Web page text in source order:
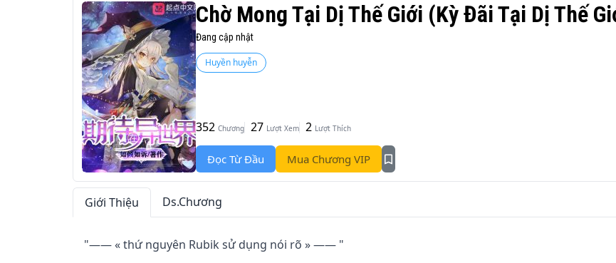
Chờ Mong Tại Dị Thế Giới (Kỳ Đãi Tại Dị Thế
Đang cập nhật
Huyền huyễn
352 Chương 27 Lượt Xem 2 Lượt Thích
Đọc Từ Đầu Mua Chương VIP
Giới Thiệu Ds.Chương
"—— « thứ nguyên Rubik sử dụng nói rõ » —— "